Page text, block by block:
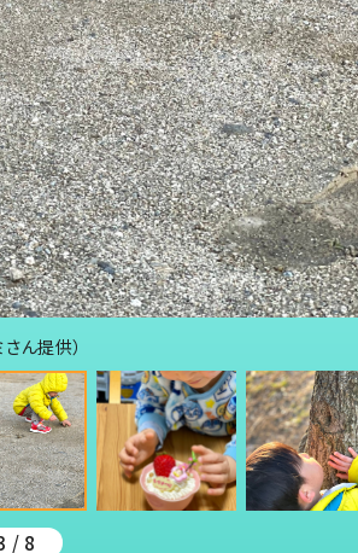
ん提供）
/ 8